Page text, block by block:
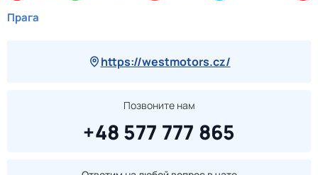
Прага
https://westmotors.cz/
Позвоните нам
+48 577 777 865